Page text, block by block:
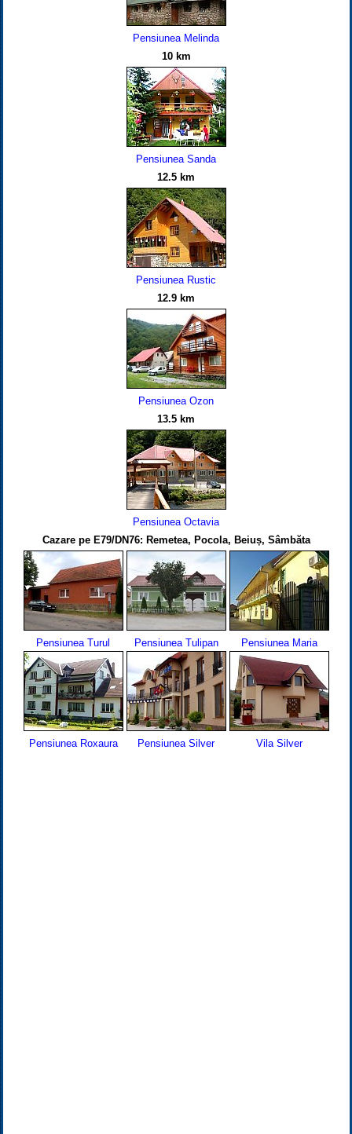
Pensiunea Melinda
10 km
Pensiunea Sanda
12.5 km
Pensiunea Rustic
12.9 km
Pensiunea Ozon
13.5 km
Pensiunea Octavia
Cazare pe E79/DN76: Remetea, Pocola, Beiuș, Sâmbăta
Pensiunea Turul Pensiunea Tulipan Pensiunea Maria
Pensiunea Roxaura Pensiunea Silver Vila Silver